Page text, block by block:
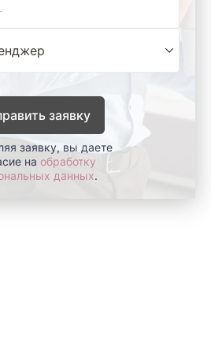
заявку
заявку, вы даете
на обработку
данных.